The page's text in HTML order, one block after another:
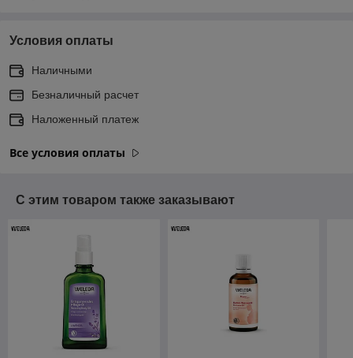
Условия оплаты
Наличными
Безналичный расчет
Наложенный платеж
Все условия оплаты
С этим товаром также заказывают